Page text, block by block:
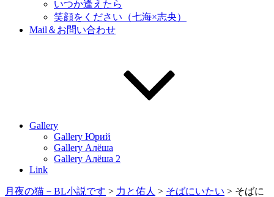
いつか逢えたら
笑顔をください（七海×志央）
Mail＆お問い合わせ
Gallery
Gallery Юрий
Gallery Алёша
Gallery Алёша 2
Link
月夜の猫－BL小説です > 力と佑人 > そばにいたい > そばに